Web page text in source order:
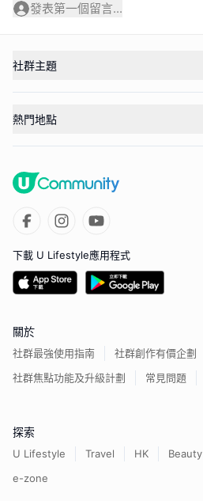
發表第一個留言...
社群主題
熱門地點
下載 U Lifestyle應用程式
關於
社群最強使用指南
社群創作有價企劃
社群焦點功能及升級計劃
常見問題
探索
U Lifestyle Travel HK Beauty
e-zone